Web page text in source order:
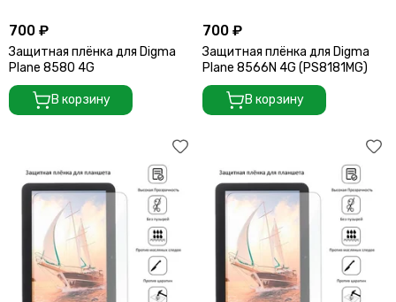
700 ₽
Защитная плёнка для Digma
Plane 8580 4G
В корзину
700 ₽
Защитная плёнка для Digma
Plane 8566N 4G (PS8181MG)
В корзину